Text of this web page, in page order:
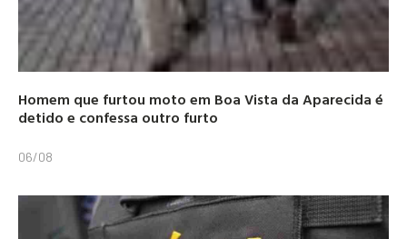
Homem que furtou moto em Boa Vista da Aparecida é
detido e confessa outro furto
06/08